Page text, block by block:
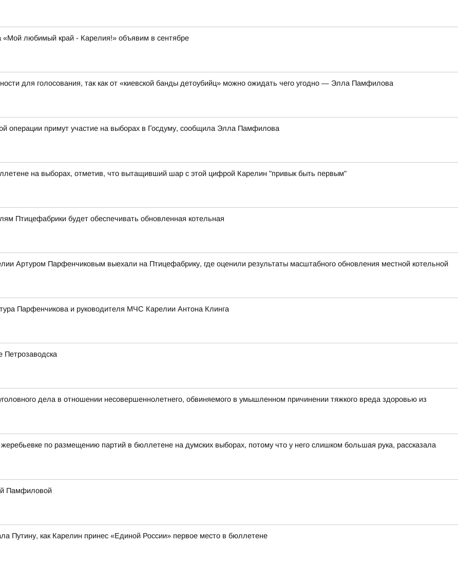
любимый край - Карелия!» объявим в сентябре
для голосования, так как от «киевской банды детоубийц» можно ожидать чего угодно — Элла Памфилова
операции примут участие на выборах в Госдуму, сообщила Элла Памфилова
на выборах, отметив, что вытащивший шар с этой цифрой Карелин "привык быть первым"
Птицефабрики будет обеспечивать обновленная котельная
Артуром Парфенчиковым выехали на Птицефабрику, где оценили результаты масштабного обновления местной котельной
Парфенчикова и руководителя МЧС Карелии Антона Клинга
Петрозаводска
дела в отношении несовершеннолетнего, обвиняемого в умышленном причинении тяжкого вреда здоровью из
по размещению партий в бюллетене на думских выборах, потому что у него слишком большая рука, рассказала
Памфиловой
Путину, как Карелин принес «Единой России» первое место в бюллетене